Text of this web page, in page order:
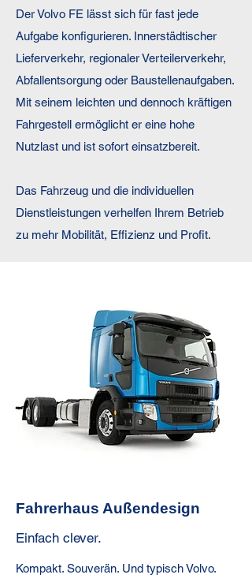
Der Volvo FE lässt sich für fast jede
Aufgabe konfigurieren. Innerstädtischer
Lieferverkehr, regionaler Verteilerverkehr,
Abfallentsorgung oder Baustellenaufgaben.
Mit seinem leichten und dennoch kräftigen
Fahrgestell ermöglicht er eine hohe
Nutzlast und ist sofort einsatzbereit.
Das Fahrzeug und die individuellen
Dienstleistungen verhelfen Ihrem Betrieb
zu mehr Mobilität, Effizienz und Profit.
Fahrerhaus Außendesign
Einfach clever.
Kompakt. Souverän. Und typisch Volvo.